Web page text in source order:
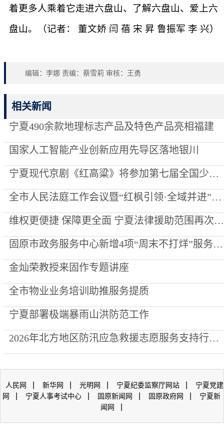
着更多人乘着它走进六盘山、了解六盘山、爱上六
盘山。（记者： 董文娇 闫 蓓 宋 昇 鲁振军 李 兴）
编辑：李娜 责编：蔡雪莉 审核：王勇
相关新闻
宁夏490余款地理标志产品及特色产品亮相福建
国家人工智能产业创新应用先导区落地银川
宁夏现代京剧《红高粱》将参加第七届全国少数民族文艺会演
全市人民法庭工作会议暨“红枫引领·全域并进”项目创建推进会召开
维权更便捷 保障更全面 宁夏法律援助范围再次“扩容”
固原市政务服务中心新增4项“周末不打烊”服务事项
金灿荣教授来固作专题讲座
全市物业业务培训助推服务提质
宁夏部署极端暴雨山洪防范工作
2026年北方地区防汛应急救援志愿服务支持行动走进泾源县
人民网 新华网 光明网 宁夏纪委监察厅网站
宁夏党建
网
宁夏人事考试中心 固原新闻网 固原政府网
宁夏新
闻网